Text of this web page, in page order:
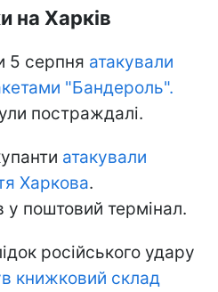
на Харків
5 серпня атакували
"Бандероль".
постраждалі.
атакували
Харкова.
у поштовий термінал.
російського удару
книжковий склад